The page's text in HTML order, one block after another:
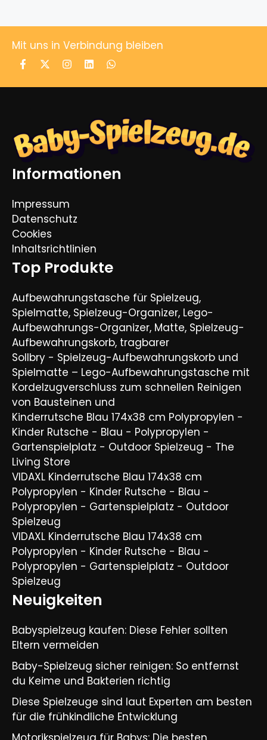
Mit uns in Verbindung bleiben
Informationen
Impressum
Datenschutz
Cookies
Inhaltsrichtlinien
Top Produkte
Aufbewahrungstasche für Spielzeug,
Spielmatte, Spielzeug-Organizer, Lego-
Aufbewahrungs-Organizer, Matte, Spielzeug-
Aufbewahrungskorb, tragbarer
Sollbry - Spielzeug-Aufbewahrungskorb und
Spielmatte – Lego-Aufbewahrungstasche mit
Kordelzugverschluss zum schnellen Reinigen
von Bausteinen und
Kinderrutsche Blau 174x38 cm Polypropylen -
Kinder Rutsche - Blau - Polypropylen -
Gartenspielplatz - Outdoor Spielzeug - The
Living Store
VIDAXL Kinderrutsche Blau 174x38 cm
Polypropylen - Kinder Rutsche - Blau -
Polypropylen - Gartenspielplatz - Outdoor
Spielzeug
VIDAXL Kinderrutsche Blau 174x38 cm
Polypropylen - Kinder Rutsche - Blau -
Polypropylen - Gartenspielplatz - Outdoor
Spielzeug
Neuigkeiten
Babyspielzeug kaufen: Diese Fehler sollten
Eltern vermeiden
Baby-Spielzeug sicher reinigen: So entfernst
du Keime und Bakterien richtig
Diese Spielzeuge sind laut Experten am besten
für die frühkindliche Entwicklung